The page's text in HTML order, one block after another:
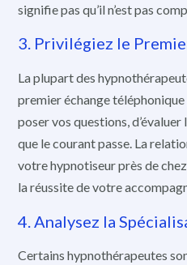
signifie pas qu’il n’est pas
3. Privilégiez le
La plupart des
premier échange téléphonique
poser vos questions,
que le courant passe. La
votre hypnotiseur près de
la réussite de votre
4. Analysez la
Certains hypnothérapeutes